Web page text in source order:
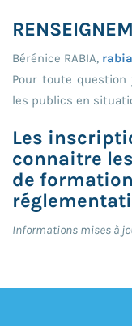
Bérénice RABIA,
Pour toute question
les publics en
Les
connaitre
de
Informations mises à